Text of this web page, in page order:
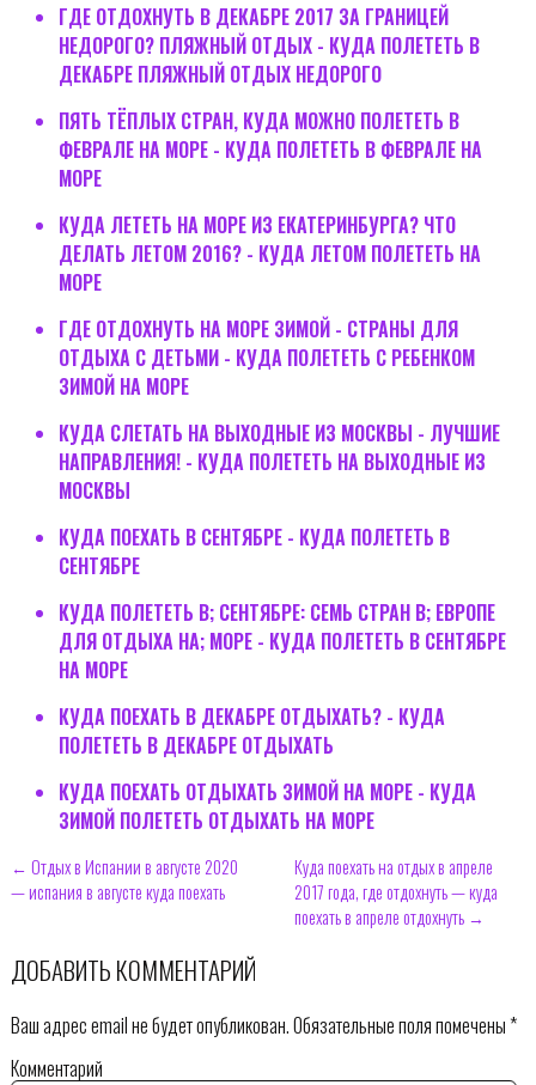
ГДЕ ОТДОХНУТЬ В ДЕКАБРЕ 2017 ЗА ГРАНИЦЕЙ
НЕДОРОГО? ПЛЯЖНЫЙ ОТДЫХ - КУДА ПОЛЕТЕТЬ В
ДЕКАБРЕ ПЛЯЖНЫЙ ОТДЫХ НЕДОРОГО
ПЯТЬ ТЁПЛЫХ СТРАН, КУДА МОЖНО ПОЛЕТЕТЬ В
ФЕВРАЛЕ НА МОРЕ - КУДА ПОЛЕТЕТЬ В ФЕВРАЛЕ НА
МОРЕ
КУДА ЛЕТЕТЬ НА МОРЕ ИЗ ЕКАТЕРИНБУРГА? ЧТО
ДЕЛАТЬ ЛЕТОМ 2016? - КУДА ЛЕТОМ ПОЛЕТЕТЬ НА
МОРЕ
ГДЕ ОТДОХНУТЬ НА МОРЕ ЗИМОЙ - СТРАНЫ ДЛЯ
ОТДЫХА С ДЕТЬМИ - КУДА ПОЛЕТЕТЬ С РЕБЕНКОМ
ЗИМОЙ НА МОРЕ
КУДА СЛЕТАТЬ НА ВЫХОДНЫЕ ИЗ МОСКВЫ - ЛУЧШИЕ
НАПРАВЛЕНИЯ! - КУДА ПОЛЕТЕТЬ НА ВЫХОДНЫЕ ИЗ
МОСКВЫ
КУДА ПОЕХАТЬ В СЕНТЯБРЕ - КУДА ПОЛЕТЕТЬ В
СЕНТЯБРЕ
КУДА ПОЛЕТЕТЬ В; СЕНТЯБРЕ: СЕМЬ СТРАН В; ЕВРОПЕ
ДЛЯ ОТДЫХА НА; МОРЕ - КУДА ПОЛЕТЕТЬ В СЕНТЯБРЕ
НА МОРЕ
КУДА ПОЕХАТЬ В ДЕКАБРЕ ОТДЫХАТЬ? - КУДА
ПОЛЕТЕТЬ В ДЕКАБРЕ ОТДЫХАТЬ
КУДА ПОЕХАТЬ ОТДЫХАТЬ ЗИМОЙ НА МОРЕ - КУДА
ЗИМОЙ ПОЛЕТЕТЬ ОТДЫХАТЬ НА МОРЕ
← Отдых в Испании в августе 2020
— испания в августе куда поехать
Куда поехать на отдых в апреле
2017 года, где отдохнуть — куда
поехать в апреле отдохнуть →
ДОБАВИТЬ КОММЕНТАРИЙ
Ваш адрес email не будет опубликован.Обязательные поля помечены*
Комментарий